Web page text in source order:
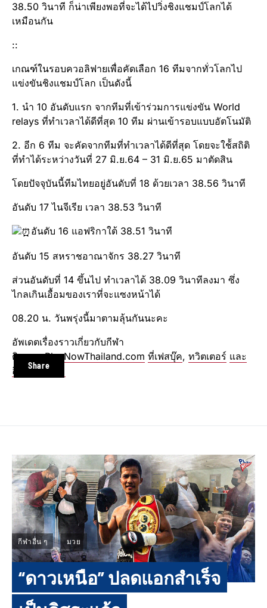
Share
38.50 วินาที ก็น่าเพียงพอ​ที่จะได้ไปวิ่งชิงแชมป์​โลกได้
เหมือนกัน
::
เกณฑ์ในรอบควอลิฟายเพื่อคัดเลือก 16 ทีมจากทั่วโลกไป
แข่งขัน​ชิงแชมป์​โลก เป็นดังนี้
1. นำ 10 อันดับ​แรก จากทีมที่เข้าร่วมการแข่งขัน World
relays ที่ทำเวลาได้ดีที่สุด 10 ทีม ผ่านเข้ารอบ​แบบอัตโนมัติ
2. อีก 6 ทีม จะคัดจากทีมที่ทำเวลาได้ดีที่สุด โดยจะใช้้สถิติ
ที่ทำได้ระหว่างวันที่ 27 มิ.ย.64 – 31 มิ.ย.65 มาตัดสิน​
โดยปัจจุบัน​นี้ทีมไทยอยู่อันดับ​ที่ 18 ด้วยเวลา 38.56 วินาที
อันดับ 17 ไนจีเรีย​ เวลา 38.53 วินาที
อันดับ 16 แอฟริกาใต้​ 38.51 วินาที
อันดับ​ 15 สหราชอาณาจักร​ 38.27 วินาที
ส่วนอันดับที่ 14 ขึ้นไป ทำเวลาได้ 38.09 วินาทีลงมา ซึ่ง
ไกลเกินเอื้อม​ของเราที่จะแซงหน้าได้
08.20 น. วันพรุ่งนี้มาตามลุ้นกันนะคะ
อัพเดตเรื่องราวเกี่ยวกับกีฬา
ติดตามPlayNowThailand.com ที่เฟสบุ๊ค, ทวิตเตอร์ และ
อินสตาแกรม
กีฬาอื่น ๆ มวย
“ดาวเหนือ” ปลดแอกสำเร็จ